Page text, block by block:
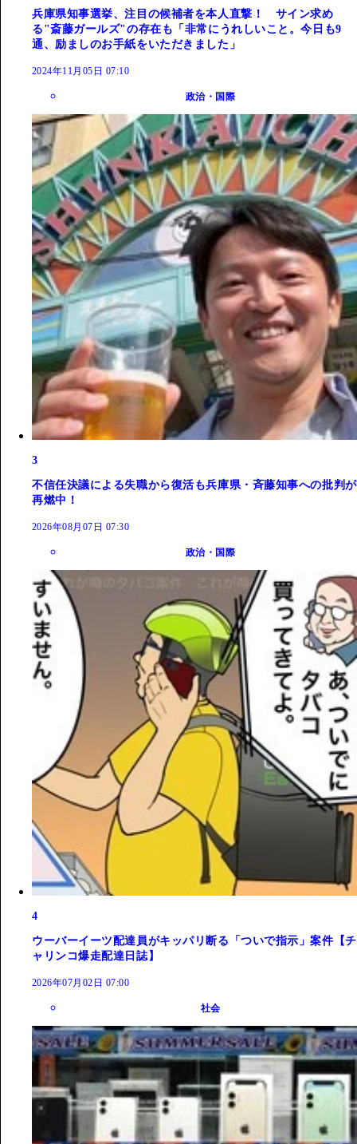
兵庫県知事選挙、注目の候補者を本人直撃！ サイン求め
る"斎藤ガールズ"の存在も「非常にうれしいこと。今日も9
通、励ましのお手紙をいただきました」
2024年11月05日 07:10
政治・国際
3
不信任決議による失職から復活も兵庫県・斉藤知事への批判が
再燃中！
2026年08月07日 07:30
政治・国際
4
ウーバーイーツ配達員がキッパリ断る「ついで指示」案件【チ
ャリンコ爆走配達日誌】
2026年07月02日 07:00
社会